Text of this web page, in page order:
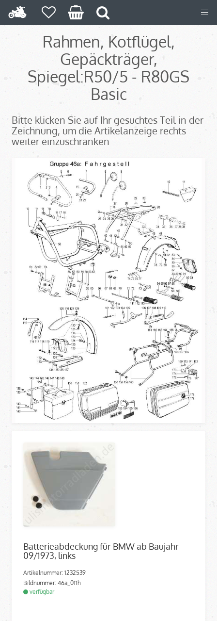
Rahmen, Kotflügel,
Gepäckträger,
Spiegel:R50/5 - R80GS
Basic
Bitte klicken Sie auf Ihr gesuchtes Teil in der
Zeichnung, um die Artikelanzeige rechts
weiter einzuschränken
Batterieabdeckung für BMW ab Baujahr
09/1973, links
Artikelnummer: 1232539
Bildnummer: 46a_011h
verfügbar